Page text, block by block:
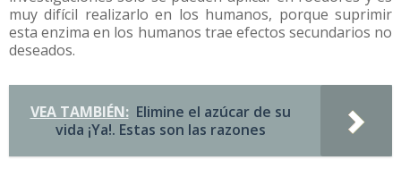
muy difícil realizarlo en los humanos, porque suprimir
esta enzima en los humanos trae efectos secundarios no
deseados.
VEA TAMBIÉN: Elimine el azúcar de su
vida ¡Ya!. Estas son las razones